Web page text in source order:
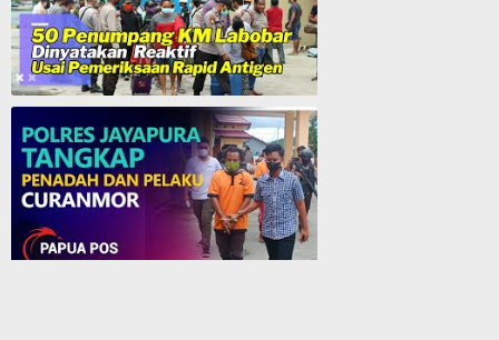
50 Penumpang KM. Labobar Dinyatakan Reaktif Usai Pemeriksaan Rapid Antigen